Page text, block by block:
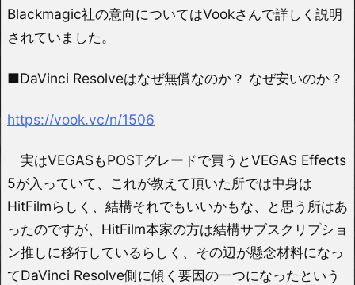
Blackmagic社の意向についてはVookさんで詳しく説明
されていました。
■DaVinci Resolveはなぜ無償なのか？ なぜ安いのか？
https://vook.vc/n/1506
実はVEGASもPOSTグレードで買うとVEGAS Effects
5が入っていて、これが教えて頂いた所では中身は
HitFilmらしく、結構それでもいいかもな、と思う所はあ
ったのですが、HitFilm本家の方は結構サブスクリプショ
ン推しに移行しているらしく、その辺が懸念材料になっ
てDaVinci Resolve側に傾く要因の一つになったという